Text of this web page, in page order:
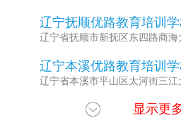
辽宁抚顺优路教育培训
辽宁省抚顺市新抚区东四路商海
辽宁本溪优路教育培训
辽宁省本溪市平山区太河街三江
辽宁营口优路教育培训学
显示更